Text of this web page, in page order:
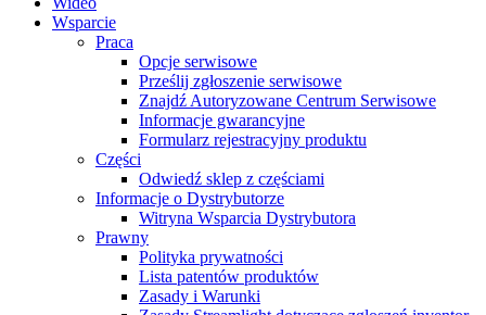
Wsparcie
Praca
Opcje serwisowe
Prześlij zgłoszenie serwisowe
Znajdź Autoryzowane Centrum Serwisowe
Informacje gwarancyjne
Formularz rejestracyjny produktu
Części
Odwiedź sklep z częściami
Informacje o Dystrybutorze
Witryna Wsparcia Dystrybutora
Prawny
Polityka prywatności
Lista patentów produktów
Zasady i Warunki